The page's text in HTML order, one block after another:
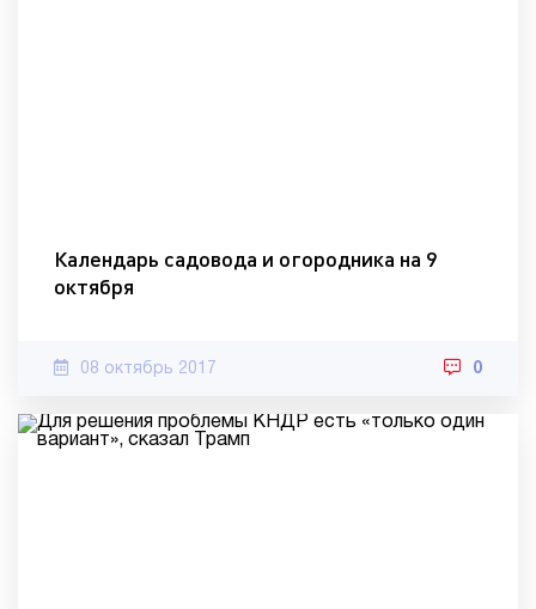
Календарь садовода и огородника на 9
октября
08 октябрь 2017 0